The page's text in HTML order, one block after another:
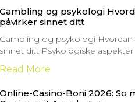
Gambling og psykologi
påvirker sinnet ditt
Gambling og psykologi Hvordan
sinnet ditt Psykologiske aspekter
Read More
Online-Casino-Boni 2026: So